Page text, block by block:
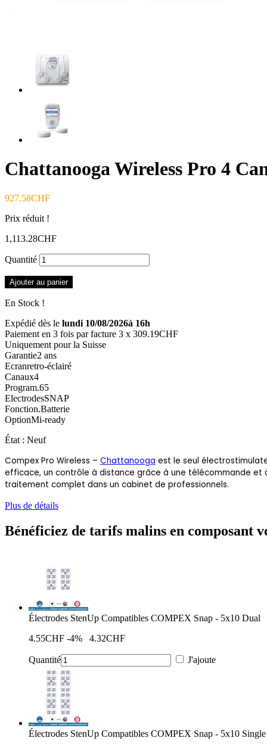
Chattanooga Wireless Pro 4
927.58CHF
Prix réduit !
1,113.28CHF
Quantité
Ajouter au panier
En Stock !
Expédié dès le lundi 10/08/2026à 16h
Paiement en 3 fois par facture 3 x 309.19CHF
Uniquement pour la Suisse
Garantie2 ans
Ecranretro-éclairé
Canaux4
Program.65
ElectrodesSNAP
Fonction.Batterie
OptionMi-ready
État : Neuf
Compex Pro Wireless – Chattanooga est le seul
efficace, un contrôle à distance grâce à une télécommande et
traitement complet dans un cabinet de professionnels.
Plus de détails
Bénéficiez de tarifs malins en composant
Électrodes StenUp Compatibles COMPEX Snap - 5x10 Dual
4.55CHF -4% 4.32CHF
Quantité J'ajoute
Électrodes StenUp Compatibles COMPEX Snap - 5x10 Single